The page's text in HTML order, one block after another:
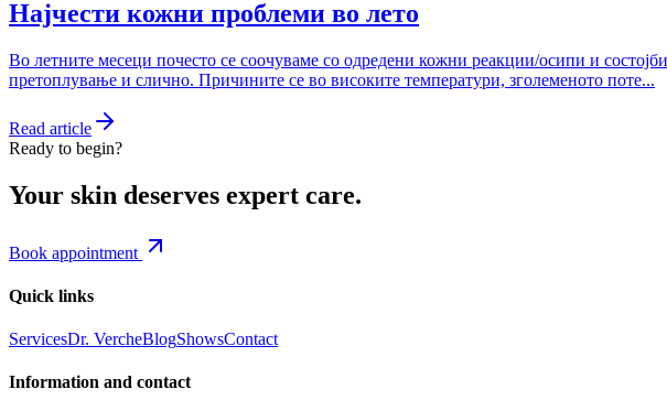
Најчести кожни проблеми во лето
Во летните месеци почесто се соочуваме со одредени кожни реакции/осипи и
претоплување и слично. Причините се во високите температури, зголеменото поте...
Read article
Ready to begin?
Your skin deserves expert care.
Book appointment
Quick links
ServicesDr. VercheBlogShowsContact
Information and contact